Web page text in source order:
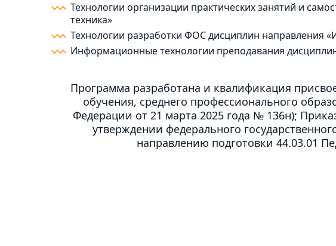
Технологии организации практических занятий и
техника»
Технологии разработки ФОС дисциплин направления
Информационные технологии преподавания
Программа разработана и квалификация
обучения, среднего профессионального
Федерации от 21 марта 2025 года № 136н);
утверждении федерального
направлению подготовки 44.03.01